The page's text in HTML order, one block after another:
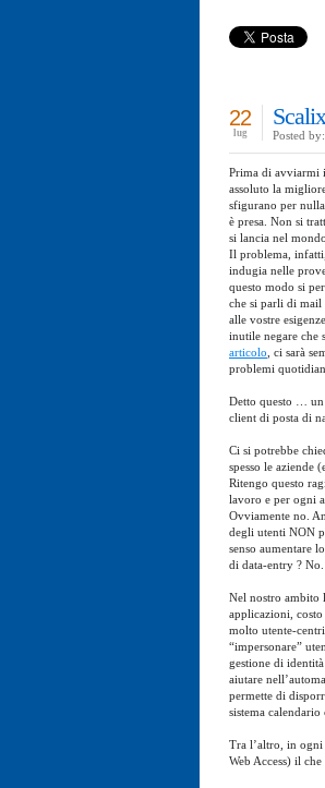
22
lug Posted
Prima di avviarmi
assoluto la
sfigurano per
è presa. Non si
si lancia nel
Il problema,
indugia nelle
questo modo si
che si parli di mail
alle vostre
inutile negare che
articolo , ci sarà
problemi
Detto questo … un
client di posta di
Ci si potrebbe
spesso le aziende
Ritengo questo
lavoro e per ogni
Ovviamente no.
degli utenti NON
senso aumentare
di data-entry ? No.
Nel nostro ambito
applicazioni,
molto utente-
“impersonare”
gestione di
aiutare
permette di
sistema
Tra l’altro, in
Web Access) il